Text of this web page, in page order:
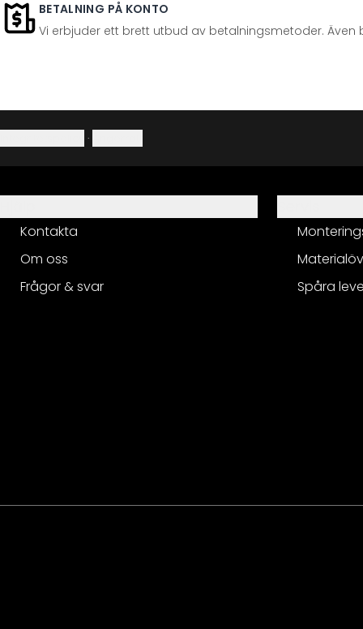
BETALNING PÅ KONTO
Vi erbjuder ett brett utbud av betalningsmetoder. Även
·
Kontakta
Om oss
Frågor & svar
Spåra